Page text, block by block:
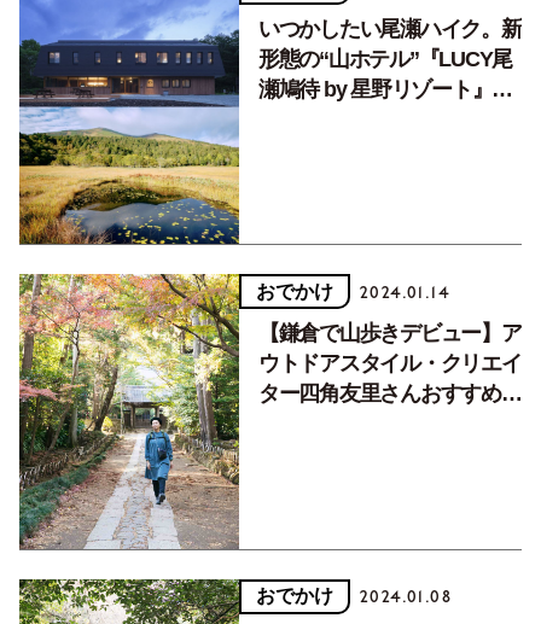
いつかしたい尾瀬ハイク。新
形態の“山ホテル”『LUCY尾
瀬鳩待 by 星野リゾート』を
おでかけ 2024.01.14
【鎌倉で山歩きデビュー】ア
ウトドアスタイル・クリエイ
ター四角友里さんおすすめの
おでかけ 2024.01.08